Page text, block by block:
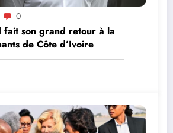
0
fait son grand retour à la
de Côte d’Ivoire